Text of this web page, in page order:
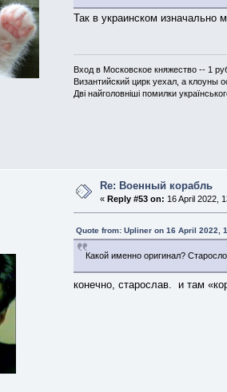
Так в украинском изначально
Вход в Московское княжество -- 1
Византийский цирк уехал, а клоуны
Дві найголовніші помилки
Re: Военный корабль
« Reply #53 on: 16 April 2022,
Quote from: Upliner on 16 April 2022,
Какой именно оригинал?
конечно, старослав. и там